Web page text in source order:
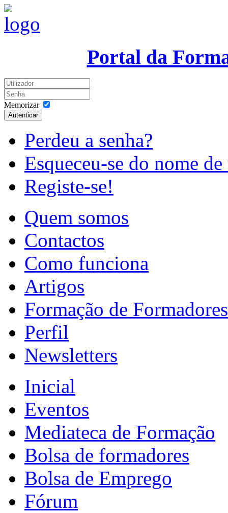
Portal da
Memorizar
Autenticar
Perdeu a senha?
Esqueceu-se do nome
Registe-se!
Quem somos
Contactos
Como funciona
Artigos
Formação de Formadores
Perfil
Newsletters
Inicial
Eventos
Mediateca de Formação
Bolsa de formadores
Bolsa de Emprego
Fórum